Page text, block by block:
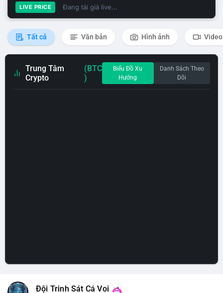
LIVE PRICE Đang tải giá live...
Tất cả Văn bản Hình ảnh Video
Trung Tâm
Crypto
(BTC
)
Biểu Đồ Xu
Hướng
Danh Sách Theo
Dõi
Đội Trinh Sát Cá Voi